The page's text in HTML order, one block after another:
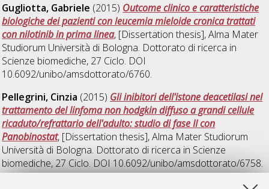
Gugliotta, Gabriele (2015) Outcome clinico e caratteristiche
biologiche dei pazienti con leucemia mieloide cronica trattati
con nilotinib in prima linea, [Dissertation thesis], Alma Mater
Studiorum Università di Bologna. Dottorato di ricerca in
Scienze biomediche, 27 Ciclo. DOI
10.6092/unibo/amsdottorato/6760.
Pellegrini, Cinzia (2015) Gli inibitori dell'istone deacetilasi nel
trattamento del linfoma non hodgkin diffuso a grandi cellule
ricaduto/refrattario dell'adulto: studio di fase II con
Panobinostat, [Dissertation thesis], Alma Mater Studiorum
Università di Bologna. Dottorato di ricerca in Scienze
biomediche, 27 Ciclo. DOI 10.6092/unibo/amsdottorato/6758.